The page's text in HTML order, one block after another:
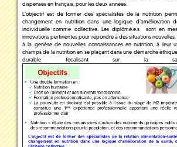
dispensés en français, pour les deux années.
L’objectif est de former des spécialistes de la nutrition
changement en nutrition dans une logique d’amélioration
individuelle comme collective. Les diplômé.e.s sont en
innovations pertinentes pour répondre à des situations
à la genèse de nouvelles connaissances en nutrition, à leur
champs de la nutrition en se plaçant dans une démarche
durable focalisant sur la